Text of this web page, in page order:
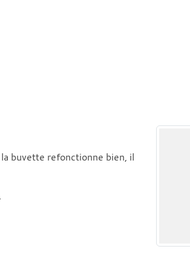
buvette refonctionne bien, il